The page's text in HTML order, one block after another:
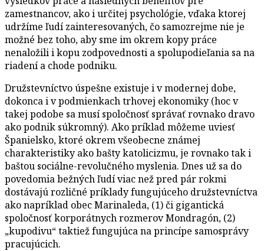
zamestnancov, ako i určitej psychológie, vďaka ktorej
udržíme ľudí zainteresovaných, čo samozrejme nie je
možné bez toho, aby sme im okrem kopy práce
nenaložili i kopu zodpovednosti a spolupodieľania sa na
riadení a chode podniku.
Družstevníctvo úspešne existuje i v modernej dobe,
dokonca i v podmienkach trhovej ekonomiky (hoc v
takej podobe sa musí spoločnosť správať rovnako dravo
ako podnik súkromný). Ako príklad môžeme uviesť
Španielsko, ktoré okrem všeobecne známej
charakteristiky ako bašty katolicizmu, je rovnako tak i
baštou sociálne-revolučného myslenia. Dnes už sa do
povedomia bežných ľudí viac než pred pár rokmi
dostávajú rozličné príklady fungujúceho družstevníctva
ako napríklad obec Marinaleda, (1) či gigantická
spoločnosť korporátnych rozmerov Mondragón, (2)
„kupodivu“ taktiež fungujúca na princípe samosprávy
pracujúcich.